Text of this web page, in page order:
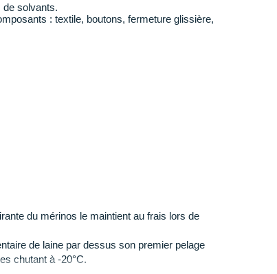
de solvants.
: textile, boutons, fermeture glissière,
de la laine.
du mérinos le maintient au frais lors de
de laine par dessus son premier pelage
chutant à -20°C.